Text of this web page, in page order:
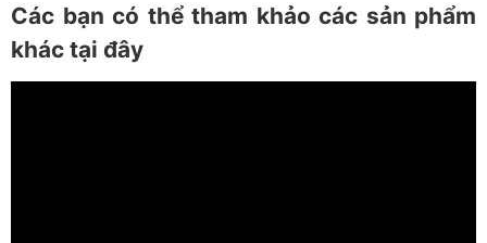
Các bạn có thể tham khảo các sản phẩm
khác tại đây